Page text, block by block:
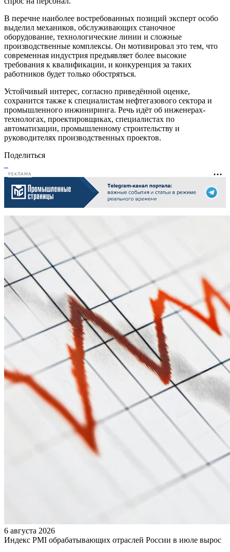
В перечне наиболее востребованных позиций эксперт особо
выделил механиков, обслуживающих станочное
оборудование, технологические линии и сложные
производственные комплексы. Он мотивировал это тем, что
современная индустрия предъявляет более высокие
требования к квалификации, и конкуренция за таких
работников будет только обостряться.
Устойчивый интерес, согласно приведённой оценке,
сохранится также к специалистам нефтегазового сектора и
промышленного инжиниринга. Речь идёт об инженерах-
технологах, проектировщиках, специалистах по
автоматизации, промышленному строительству и
руководителях производственных проектов.
Поделиться
РЕКЛАМА
6 августа 2026
Индекс PMI обрабатывающих отраслей России в июле вырос